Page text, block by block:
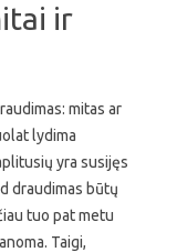
ir
mitas ar
lydima
yra susijęs
draudimas būtų
tuo pat metu
Taigi,